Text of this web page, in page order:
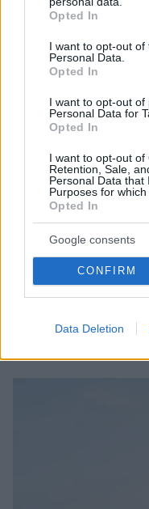
grant or deny consent
use your data for
consent section.
Opted In
I want to opt-out of
Personal Data.
Opted In
I want to opt-out of
Personal Data for
Opted In
I want to opt-out of
Retention, Sale,
Personal Data that
Purposes for which
Opted In
Google consents
CONFIRM
Data Deletion
«Πόσα θέλεις για
Κρήτη ζητά... τιμή
καταγγέλλει ο
07.08.2026, 18:22